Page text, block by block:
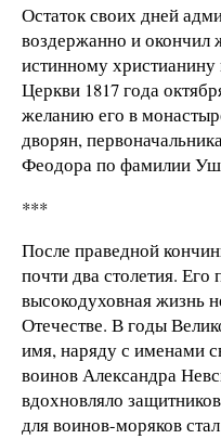
Остаток своих дней
воздержанно и окончил
истинному
Церкви 1817 года
желанию его в
дворян,
Феодора по фамилии
***
После праведной
почти два столетия.
высокодуховная жизнь
Отечестве. В годы
имя, наряду с именами
воинов Александра
вдохновляло
для воинов-моряков